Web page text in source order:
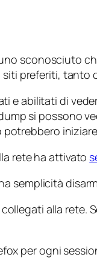
sconosciuto
preferiti, tanto
e abilitati di
si possono
rete ha attivato
semplicità
alla rete.
per ogni